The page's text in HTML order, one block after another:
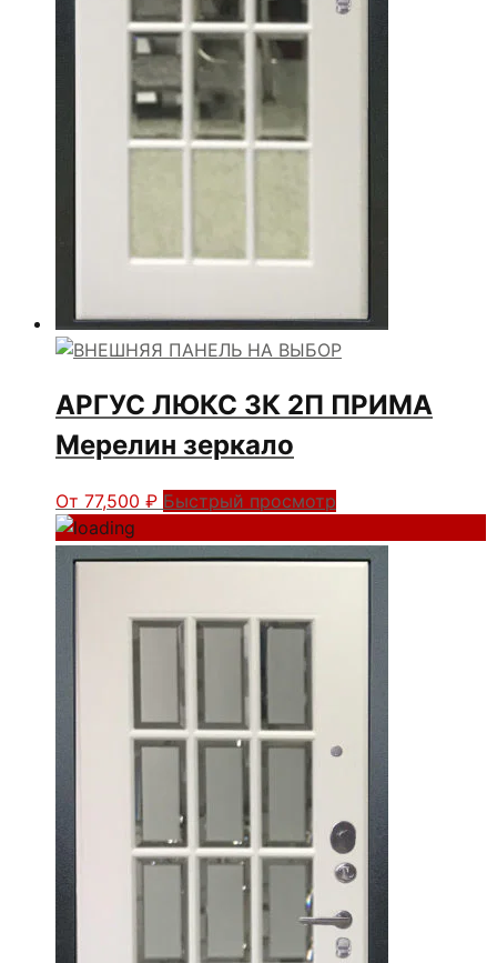
АРГУС ЛЮКС 3К 2П ПРИМА
Мерелин зеркало
От 77,500 ₽ Быстрый просмотр